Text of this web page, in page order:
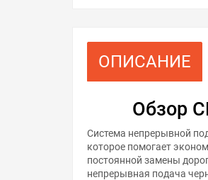
ОПИСАНИЕ
Обзор
Система непрерывной
которое помогает
постоянной замены
непрерывная подача